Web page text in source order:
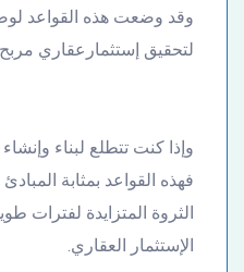
وقد وضعت هذه القواعد
لتحقيق إستثمارعقاري
وإذا كنت تتطلع لبناء
فهذه القواعد بمثابة
الثروة المتزايدة لفترات
الإستثمار العقاري.